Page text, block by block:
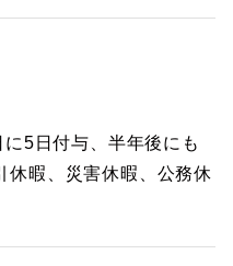
5日付与、半年後にも
休暇、災害休暇、公務休